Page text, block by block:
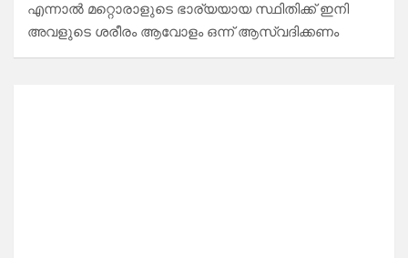
എന്നാൽ മറ്റൊരാളുടെ ഭാര്യയായ സ്ഥിതിക്ക് ഇനി
അവളുടെ ശരീരം ആവോളം ഒന്ന് ആസ്വദിക്കണം